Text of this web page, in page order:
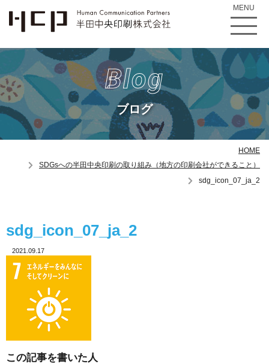
MENU
Blog
ブログ
HOME
SDGsへの半田中央印刷の取り組み（地方の印刷会社ができること）
sdg_icon_07_ja_2
sdg_icon_07_ja_2
2021.09.17
この記事を書いた人